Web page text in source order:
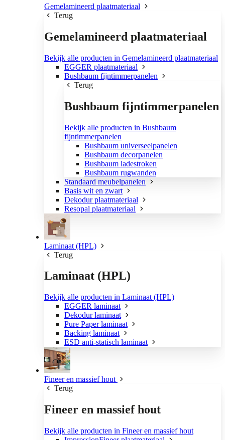
Gemelamineerd plaatmateriaal
Terug
Gemelamineerd plaatmateriaal
Bekijk alle producten in Gemelamineerd plaatmateriaal
EGGER plaatmateriaal
Bushbaum fijntimmerpanelen
Terug
Bushbaum fijntimmerpanelen
Bekijk alle producten in Bushbaum
fijntimmerpanelen
Bushbaum universeelpanelen
Bushbaum decorpanelen
Bushbaum ladestroken
Bushbaum rugwanden
Standaard meubelpanelen
Basis wit en zwart
Dekodur plaatmateriaal
Resopal plaatmateriaal
Laminaat (HPL)
Terug
Laminaat (HPL)
Bekijk alle producten in Laminaat (HPL)
EGGER laminaat
Dekodur laminaat
Pure Paper laminaat
Backing laminaat
ESD anti-statisch laminaat
Fineer en massief hout
Terug
Fineer en massief hout
Bekijk alle producten in Fineer en massief hout